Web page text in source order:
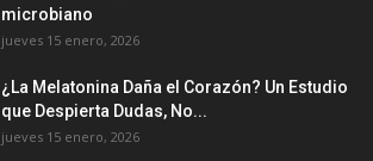
microbiano
jueves 15 enero, 2026
¿La Melatonina Daña el Corazón? Un Estudio
que Despierta Dudas, No...
jueves 15 enero, 2026